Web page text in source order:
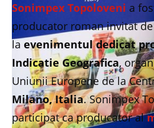
Sonimpex Topoloveni a
producator roman invitat
la evenimentul dedicat
Indicatie Geografica,
Uniunii Europene de la
Milano, Italia. Sonimpex
participat ca producator al